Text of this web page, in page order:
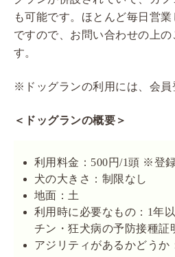
も可能です。ほとんど毎日営
ですので、お問い合わせの上の
す。
※ドッグランの利用には、会員
＜ドッグランの概要＞
利用料金：500円/1頭 ※登
犬の大きさ：制限なし
地面：土
利用時に必要なもの：1年
チン・狂犬病の予防接種証
アジリティがあるかどうか